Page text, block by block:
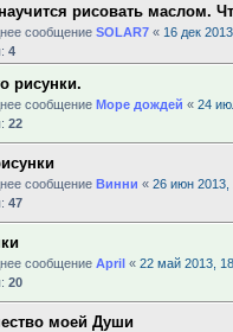
рисовать маслом.
сообщение SOLAR7 « 16 дек
4
рисунки.
сообщение Море дождей « 24
22
сообщение Винни « 26 июн 2013,
47
сообщение April « 22 май 2013,
20
моей Души